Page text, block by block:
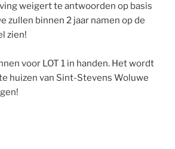
weigert te antwoorden op basis
zullen binnen 2 jaar namen op de
zien!
voor LOT 1 in handen. Het wordt
huizen van Sint-Stevens Woluwe